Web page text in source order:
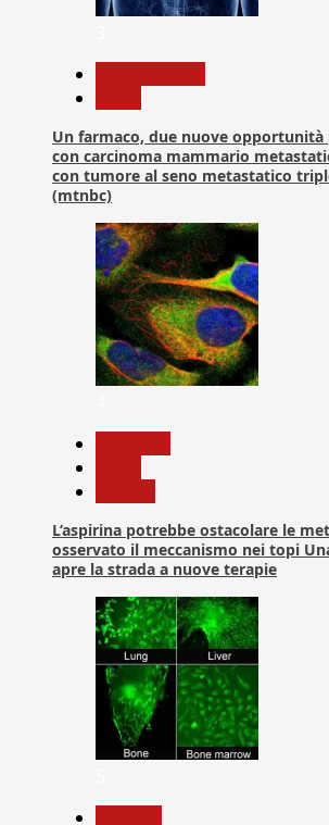
Un farmaco, due nuove opportunità
con carcinoma mammario
con tumore al seno metastatico
(mtnbc)
L’aspirina potrebbe ostacolare le
osservato il meccanismo nei topi
apre la strada a nuove terapie